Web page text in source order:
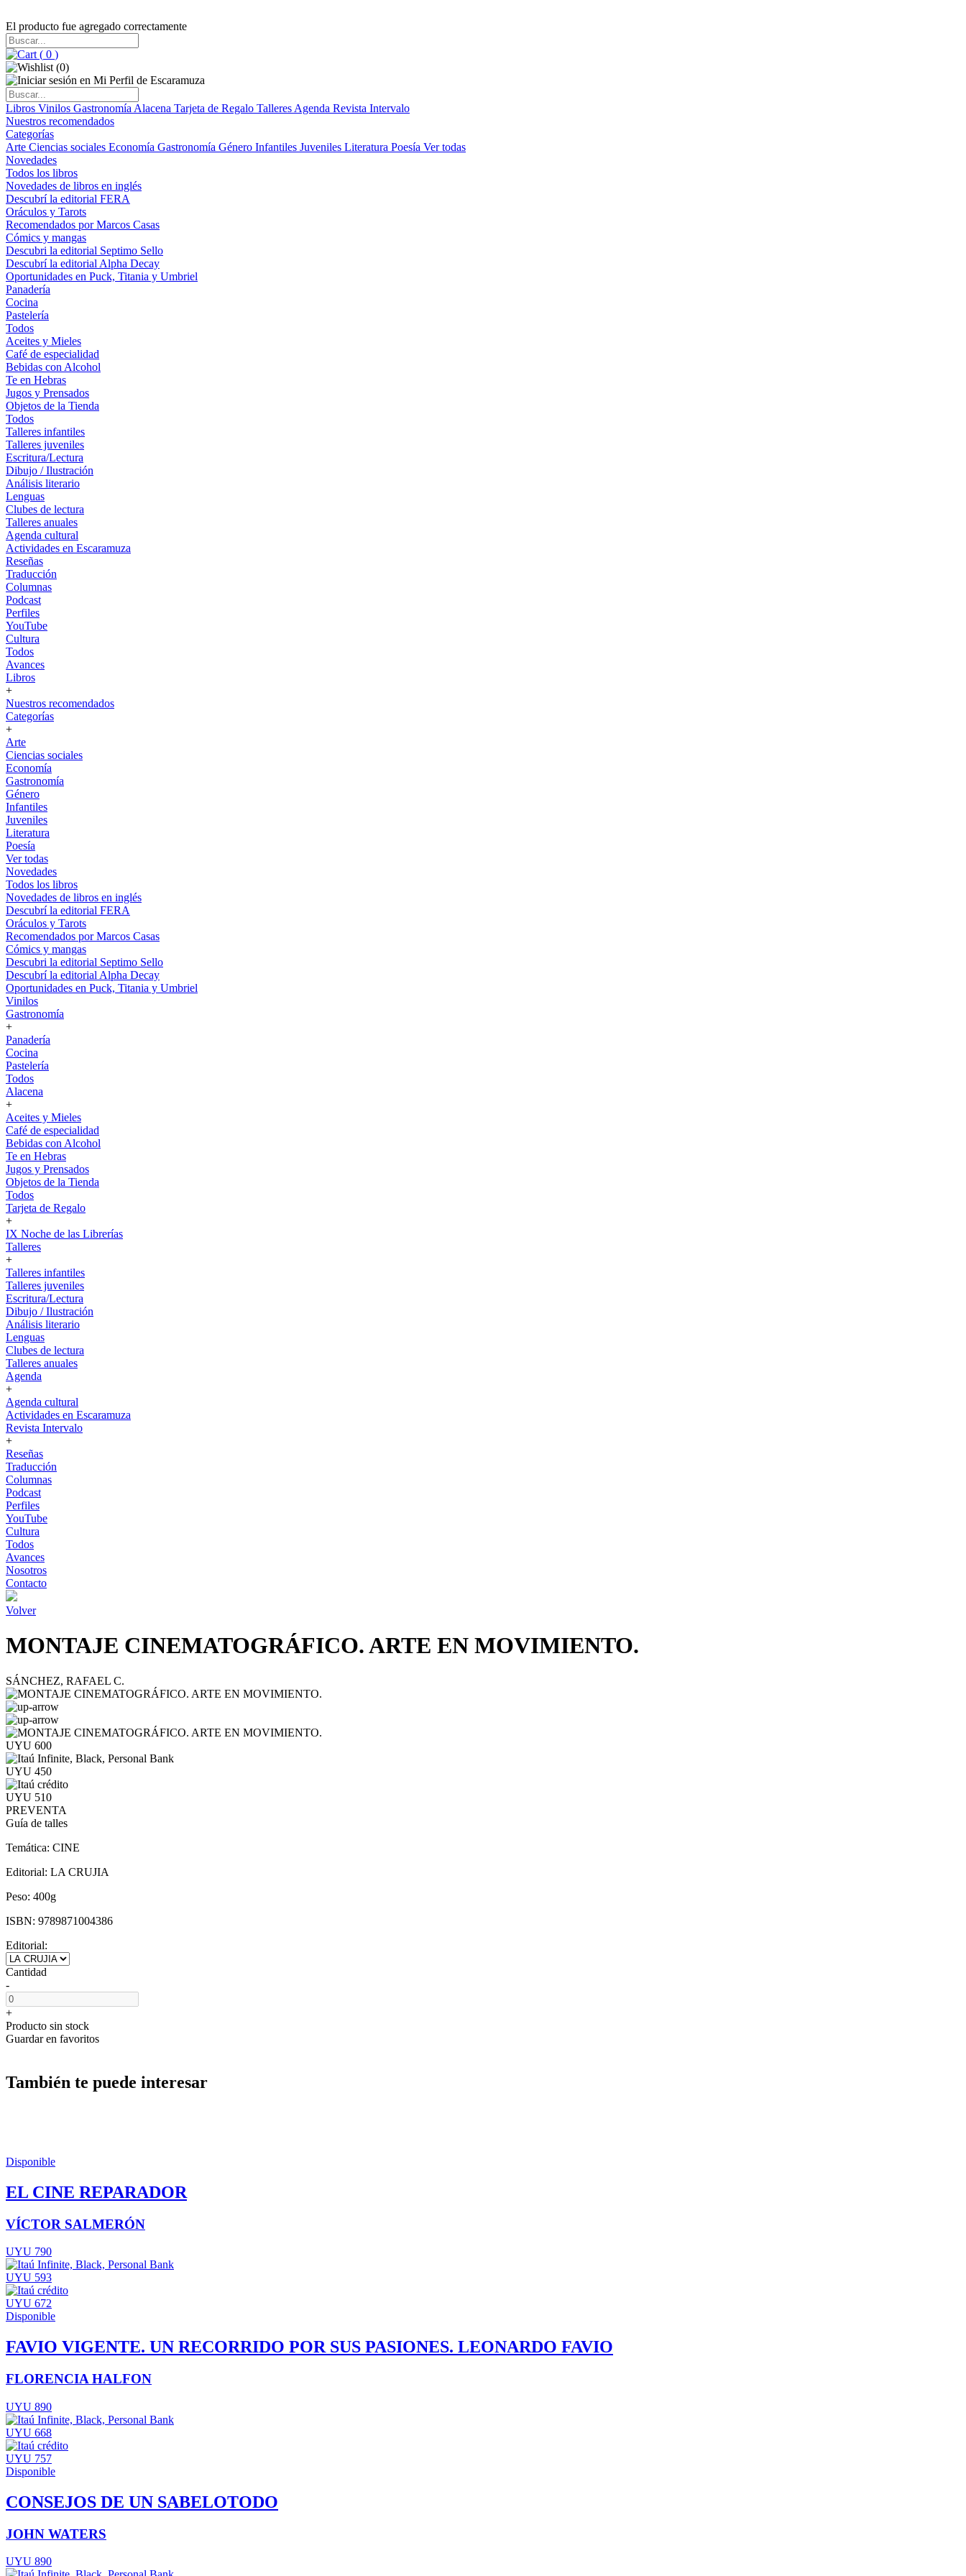
El producto fue agregado correctamente
( 0 )
(0)
Libros Vinilos Gastronomía Alacena Tarjeta de Regalo Talleres Agenda Revista Intervalo
Nuestros recomendados
Categorías
Arte Ciencias sociales Economía Gastronomía Género Infantiles Juveniles Literatura Poesía Ver todas
Novedades
Todos los libros
Novedades de libros en inglés
Descubrí la editorial FERA
Oráculos y Tarots
Recomendados por Marcos Casas
Cómics y mangas
Descubri la editorial Septimo Sello
Descubrí la editorial Alpha Decay
Oportunidades en Puck, Titania y Umbriel
Panadería
Cocina
Pastelería
Todos
Aceites y Mieles
Café de especialidad
Bebidas con Alcohol
Te en Hebras
Jugos y Prensados
Objetos de la Tienda
Todos
Talleres infantiles
Talleres juveniles
Escritura/Lectura
Dibujo / Ilustración
Análisis literario
Lenguas
Clubes de lectura
Talleres anuales
Agenda cultural
Actividades en Escaramuza
Reseñas
Traducción
Columnas
Podcast
Perfiles
YouTube
Cultura
Todos
Avances
Libros
+
Nuestros recomendados
Categorías
+
Arte
Ciencias sociales
Economía
Gastronomía
Género
Infantiles
Juveniles
Literatura
Poesía
Ver todas
Novedades
Todos los libros
Novedades de libros en inglés
Descubrí la editorial FERA
Oráculos y Tarots
Recomendados por Marcos Casas
Cómics y mangas
Descubri la editorial Septimo Sello
Descubrí la editorial Alpha Decay
Oportunidades en Puck, Titania y Umbriel
Vinilos
Gastronomía
+
Panadería
Cocina
Pastelería
Todos
Alacena
+
Aceites y Mieles
Café de especialidad
Bebidas con Alcohol
Te en Hebras
Jugos y Prensados
Objetos de la Tienda
Todos
Tarjeta de Regalo
+
IX Noche de las Librerías
Talleres
+
Talleres infantiles
Talleres juveniles
Escritura/Lectura
Dibujo / Ilustración
Análisis literario
Lenguas
Clubes de lectura
Talleres anuales
Agenda
+
Agenda cultural
Actividades en Escaramuza
Revista Intervalo
+
Reseñas
Traducción
Columnas
Podcast
Perfiles
YouTube
Cultura
Todos
Avances
Nosotros
Contacto
Volver
MONTAJE CINEMATOGRÁFICO. ARTE EN MOVIMIENTO.
SÁNCHEZ, RAFAEL C.
UYU 600
UYU 450
UYU 510
PREVENTA
Guía de talles
Temática: CINE
Editorial: LA CRUJIA
Peso: 400g
ISBN: 9789871004386
Editorial:
Cantidad
-
+
Producto sin stock
Guardar en favoritos
También te puede interesar
Disponible
EL CINE REPARADOR
VÍCTOR SALMERÓN
UYU 790
UYU 593
UYU 672
Disponible
FAVIO VIGENTE. UN RECORRIDO POR SUS PASIONES. LEONARDO FAVIO
FLORENCIA HALFON
UYU 890
UYU 668
UYU 757
Disponible
CONSEJOS DE UN SABELOTODO
JOHN WATERS
UYU 890